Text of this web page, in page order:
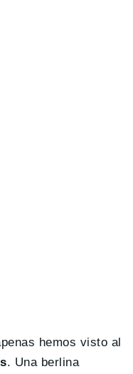
hemos visto al
. Una berlina